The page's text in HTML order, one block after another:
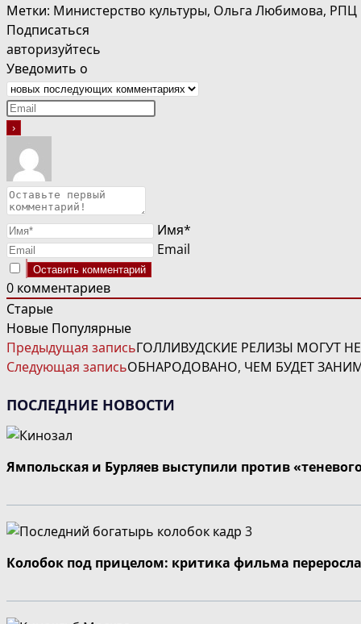
Метки: Министерство культуры, Ольга Любимова, РПЦ
Подписаться
авторизуйтесь
Уведомить о
Имя*
Email
0 комментариев
Старые
Новые Популярные
ЧИТАТЬ
ДАЛЕЕ
СТАТЬИ
Предыдущая записьГОЛЛИВУДСКИЕ РЕЛИЗЫ МОГУТ
Следующая записьОБНАРОДОВАНО, ЧЕМ БУДЕТ
ПОСЛЕДНИЕ НОВОСТИ
Ямпольская и Бурляев выступили против
Колобок под прицелом: критика фильма